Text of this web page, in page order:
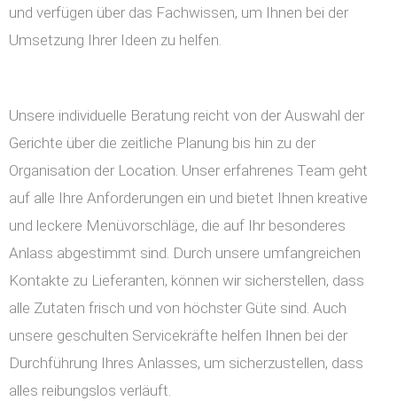
und verfügen über das Fachwissen, um Ihnen bei der
Umsetzung Ihrer Ideen zu helfen.
Unsere individuelle Beratung reicht von der Auswahl der
Gerichte über die zeitliche Planung bis hin zu der
Organisation der Location. Unser erfahrenes Team geht
auf alle Ihre Anforderungen ein und bietet Ihnen kreative
und leckere Menüvorschläge, die auf Ihr besonderes
Anlass abgestimmt sind. Durch unsere umfangreichen
Kontakte zu Lieferanten, können wir sicherstellen, dass
alle Zutaten frisch und von höchster Güte sind. Auch
unsere geschulten Servicekräfte helfen Ihnen bei der
Durchführung Ihres Anlasses, um sicherzustellen, dass
alles reibungslos verläuft.